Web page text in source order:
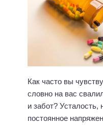
Как часто вы
словно на вас
и забот? Усталость,
постоянное